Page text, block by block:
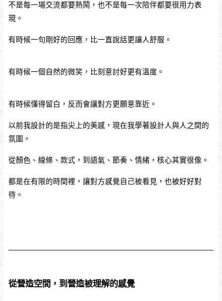
不是每一場交流都要熱鬧，也不是每一次陪伴都要很用力表
現。
有時候一句剛好的回應，比一直說話更讓人舒服。
有時候一個自然的微笑，比刻意討好更有溫度。
有時候懂得留白，反而會讓對方更願意靠近。
以前我設計的是指尖上的美感，現在我學著設計人與人之間的
氛圍。
從顏色、線條、款式，到語氣、節奏、情緒，核心其實很像。
都是在有限的時間裡，讓對方感覺自己被看見，也被好好對
待。
從營造空間，到營造被理解的感覺